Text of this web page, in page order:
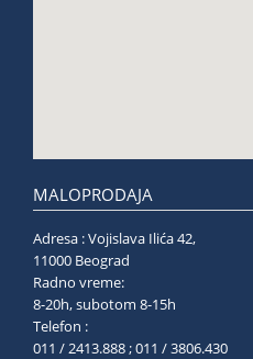
MALOPRODAJA
Adresa : Vojislava Ilića 42,
11000 Beograd
Radno vreme:
8-20h, subotom 8-15h
Telefon :
011 / 2413.888 ; 011 / 3806.430